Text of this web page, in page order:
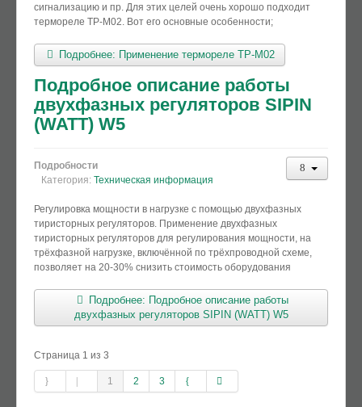
сигнализацию и пр. Для этих целей очень хорошо подходит
термореле ТР-М02. Вот его основные особенности;
Подробнее: Применение термореле ТР-М02
Подробное описание работы
двухфазных регуляторов SIPIN
(WATT) W5
Подробности
Категория: Техническая информация
Регулировка мощности в нагрузке с помощью двухфазных
тиристорных регуляторов. Применение двухфазных
тиристорных регуляторов для регулирования мощности, на
трёхфазной нагрузке, включённой по трёхпроводной схеме,
позволяет на 20-30% снизить стоимость оборудования
Подробнее: Подробное описание работы
двухфазных регуляторов SIPIN (WATT) W5
Страница 1 из 3
1 2 3